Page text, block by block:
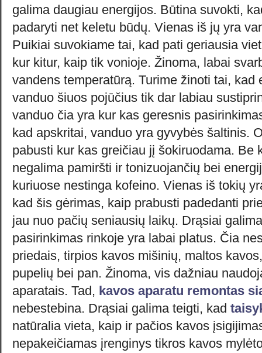
galima daugiau energijos. Būtina suvokti,
padaryti net keletu būdų. Vienas iš jų yra
Puikiai suvokiame tai, kad pati geriausia
kur kitur, kaip tik vonioje. Žinoma, labai
vandens temperatūrą. Turime žinoti tai, kad
vanduo šiuos pojūčius tik dar labiau
vanduo čia yra kur kas geresnis
kad apskritai, vanduo yra gyvybės šaltinis.
pabusti kur kas greičiau jį šokiruodama. Be
negalima pamiršti ir tonizuojančių bei
kuriuose nestinga kofeino. Vienas iš tokių
kad šis gėrimas, kaip prabusti padedanti
jau nuo pačių seniausių laikų. Drąsiai
pasirinkimas rinkoje yra labai platus. Čia
priedais, tirpios kavos mišinių, maltos
pupelių bei pan. Žinoma, vis dažniau
aparatais. Tad, kavos aparatu remontas
nebestebina. Drąsiai galima teigti, kad
natūralia vieta, kaip ir pačios kavos
nepakeičiamas įrenginys tikros kavos